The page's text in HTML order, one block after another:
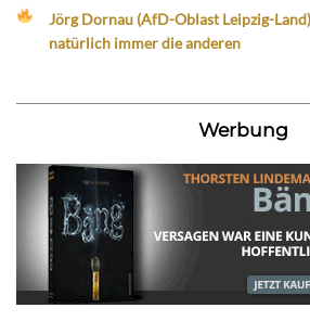
Jörg Dornau (AfD-Oblast Leipzig-
natürlich immer die anderen
Werbung